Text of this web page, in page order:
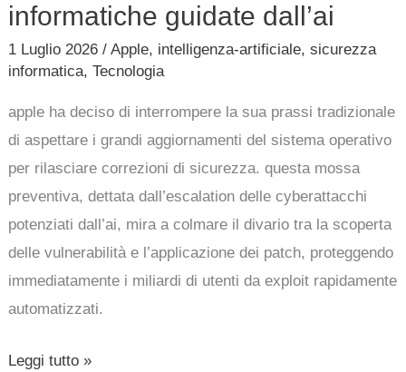
informatiche guidate dall’ai
1 Luglio 2026/Apple, intelligenza-artificiale,sicurezza
informatica,Tecnologia
apple ha deciso di interrompere la sua prassi tradizionale
di aspettare i grandi aggiornamenti del sistema operativo
per rilasciare correzioni di sicurezza. questa mossa
preventiva, dettata dall’escalation delle cyberattacchi
potenziati dall’ai, mira a colmare il divario tra la scoperta
delle vulnerabilità e l’applicazione dei patch, proteggendo
immediatamente i miliardi di utenti da exploit rapidamente
automatizzati.
Leggi tutto »